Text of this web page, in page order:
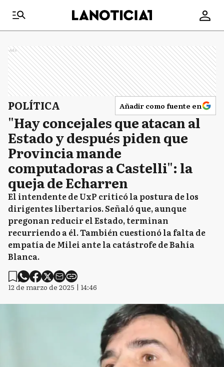
Ads
POLÍTICA Añadir como fuente en
"Hay concejales que atacan al
Estado y después piden que
Provincia mande
computadoras a Castelli": la
queja de Echarren
El intendente de UxP criticó la postura de los
dirigentes libertarios. Señaló que, aunque
pregonan reducir el Estado, terminan
recurriendo a él. También cuestionó la falta de
empatía de Milei ante la catástrofe de Bahía
Blanca.
12 de marzo de 2025 | 14:46